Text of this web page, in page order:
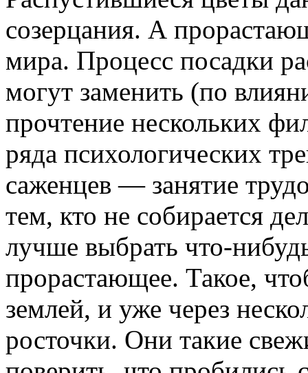
созерцания. А
мира. Процесс посадки
могут заменить (по
прочтение нескольких
ряда психологических
саженцев — занятие
тем, кто не собирается
лучше выбрать что-
прорастающее. Такое,
землей, и уже через
росточки. Они такие